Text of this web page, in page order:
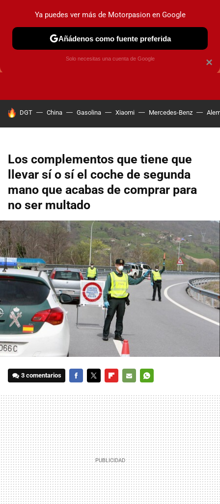
GUÍAS DE COMPRA OFERTAS DE COCHES CONSEJOS
HOY SE HABLA DE
DGT China Gasolina Xiaomi Mercedes-Benz
Los complementos que tiene que
llevar sí o sí el coche de segunda
mano que acabas de comprar para
no ser multado
3 comentarios
MAIL
×
Ya puedes ver más de Motorpasion en Google
Añádenos como fuente preferida
Solo necesitas una cuenta de Google